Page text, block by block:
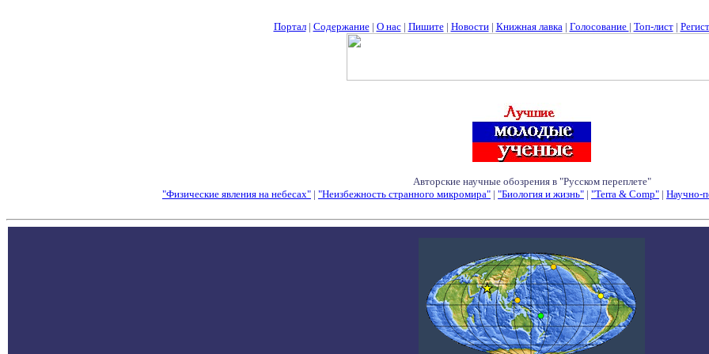
Портал| Содержание| О нас| Пишите| Новости| Книжная лавка| Голосование | Топ-лист|
Авторские научные обозрения в "Русском переплете"
"Физические явления на небесах" | "Неизбежность странного микромира" | "Биология и жизнь" | "Terra & Comp" | Научно-